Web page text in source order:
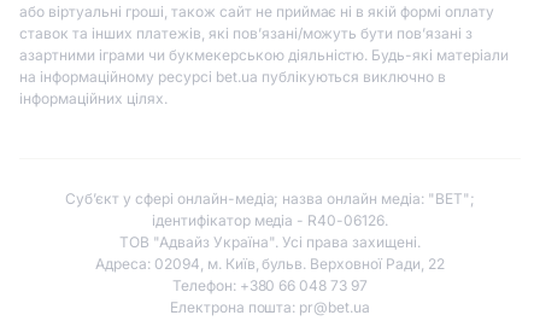
або віртуальні гроші, також сайт не приймає ні в якій формі оплату
ставок та інших платежів, які пов’язані/можуть бути пов’язані з
азартними іграми чи букмекерською діяльністю. Будь-які матеріали
на інформаційному ресурсі bet.ua публікуються виключно в
інформаційних цілях.
Субʼєкт у сфері онлайн-медіа; назва онлайн медіа: "BET";
ідентифікатор медіа - R40-06126.
ТОВ "Адвайз Україна". Усі права захищені.
Адреса: 02094, м. Київ, бульв. Верховної Ради, 22
Телефон: +380 66 048 73 97
Електрона пошта: pr@bet.ua